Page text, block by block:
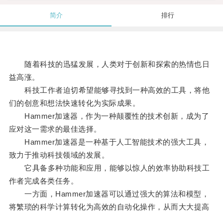
简介 排行
随着科技的迅猛发展，人类对于创新和探索的热情也日
益高涨。
科技工作者迫切希望能够寻找到一种高效的工具，将他
们的创意和想法快速转化为实际成果。
Hammer加速器，作为一种颠覆性的技术创新，成为了
应对这一需求的最佳选择。
Hammer加速器是一种基于人工智能技术的强大工具，
致力于推动科技领域的发展。
它具备多种功能和应用，能够以惊人的效率协助科技工
作者完成各类任务。
一方面，Hammer加速器可以通过强大的算法和模型，
将繁琐的科学计算转化为高效的自动化操作，从而大大提高